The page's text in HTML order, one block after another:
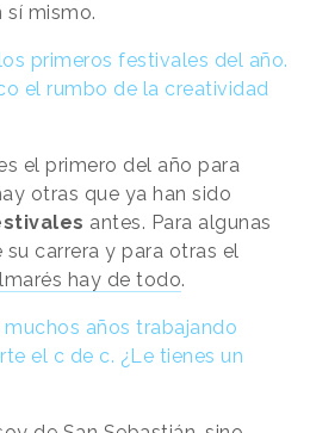
sí mismo.
primeros festivales del año.
el rumbo de la creatividad
el primero del año para
otras que ya han sido
antes. Para algunas
su carrera y para otras el
hay de todo.
muchos años trabajando
el c de c. ¿Le tienes un